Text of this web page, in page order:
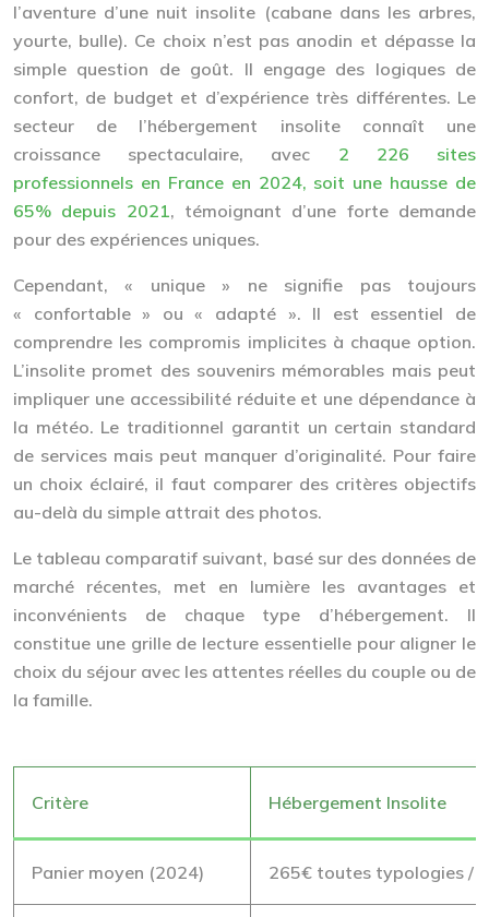
l’aventure d’une nuit insolite (cabane dans les arbres,
yourte, bulle). Ce choix n’est pas anodin et dépasse la
simple question de goût. Il engage des logiques de
confort, de budget et d’expérience très différentes. Le
secteur de l’hébergement insolite connaît une
croissance spectaculaire, avec 2 226 sites
professionnels en France en 2024, soit une hausse de
65% depuis 2021, témoignant d’une forte demande
pour des expériences uniques.
Cependant, « unique » ne signifie pas toujours
« confortable » ou « adapté ». Il est essentiel de
comprendre les compromis implicites à chaque option.
L’insolite promet des souvenirs mémorables mais peut
impliquer une accessibilité réduite et une dépendance à
la météo. Le traditionnel garantit un certain standard
de services mais peut manquer d’originalité. Pour faire
un choix éclairé, il faut comparer des critères objectifs
au-delà du simple attrait des photos.
Le tableau comparatif suivant, basé sur des données de
marché récentes, met en lumière les avantages et
inconvénients de chaque type d’hébergement. Il
constitue une grille de lecture essentielle pour aligner le
choix du séjour avec les attentes réelles du couple ou de
la famille.
Critère Hébergement Insolite
Panier moyen (2024) 265€ toutes typologies /